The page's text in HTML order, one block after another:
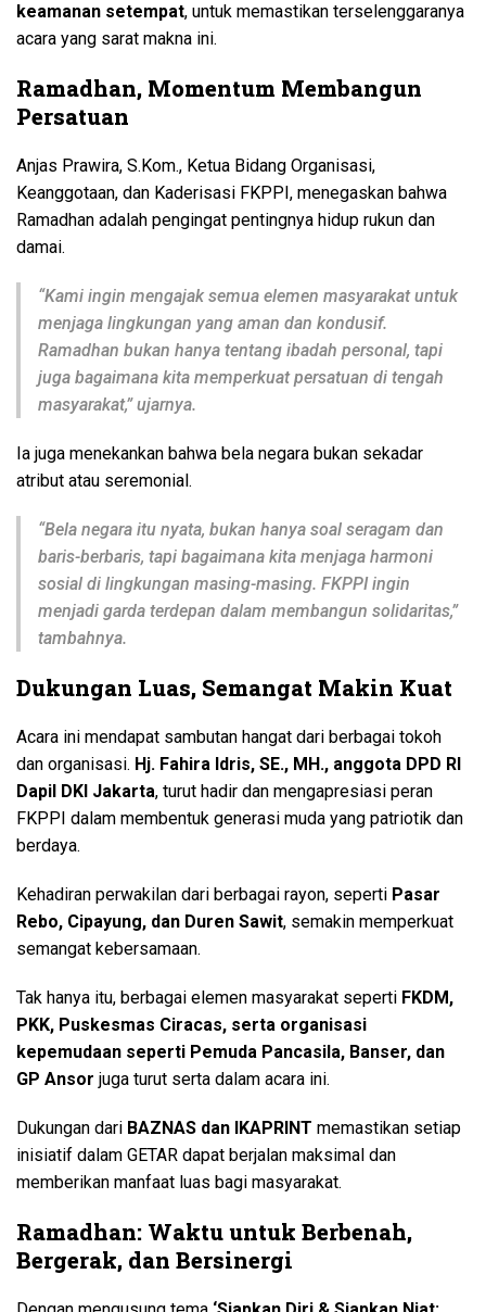
keamanan setempat, untuk memastikan terselenggaranya
acara yang sarat makna ini.
Ramadhan, Momentum Membangun
Persatuan
Anjas Prawira, S.Kom., Ketua Bidang Organisasi,
Keanggotaan, dan Kaderisasi FKPPI, menegaskan bahwa
Ramadhan adalah pengingat pentingnya hidup rukun dan
damai.
“Kami ingin mengajak semua elemen masyarakat untuk
menjaga lingkungan yang aman dan kondusif.
Ramadhan bukan hanya tentang ibadah personal, tapi
juga bagaimana kita memperkuat persatuan di tengah
masyarakat,”ujarnya.
Ia juga menekankan bahwa bela negara bukan sekadar
atribut atau seremonial.
“Bela negara itu nyata, bukan hanya soal seragam dan
baris-berbaris, tapi bagaimana kita menjaga harmoni
sosial di lingkungan masing-masing. FKPPI ingin
menjadi garda terdepan dalam membangun solidaritas,”
tambahnya.
Dukungan Luas, Semangat Makin Kuat
Acara ini mendapat sambutan hangat dari berbagai tokoh
dan organisasi. Hj. Fahira Idris, SE., MH., anggota DPD RI
Dapil DKI Jakarta, turut hadir dan mengapresiasi peran
FKPPI dalam membentuk generasi muda yang patriotik dan
berdaya.
Kehadiran perwakilan dari berbagai rayon, seperti Pasar
Rebo, Cipayung, dan Duren Sawit, semakin memperkuat
semangat kebersamaan.
Tak hanya itu, berbagai elemen masyarakat seperti FKDM,
PKK, Puskesmas Ciracas, serta organisasi
kepemudaan seperti Pemuda Pancasila, Banser, dan
GP Ansor juga turut serta dalam acara ini.
Dukungan dari BAZNAS dan IKAPRINT memastikan setiap
inisiatif dalam GETAR dapat berjalan maksimal dan
memberikan manfaat luas bagi masyarakat.
Ramadhan: Waktu untuk Berbenah,
Bergerak, dan Bersinergi